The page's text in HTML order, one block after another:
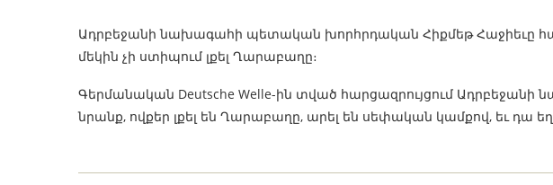
Ադրբեջանի նախագահի պետական խորհրդական Հիքմեթ Հաջիեւը
մեկին չի ստիպում լքել Ղարաբաղը։
Գերմանական Deutsche Welle-ին տված հարցազրույցում Ադրբեջանի
նրանք, ովքեր լքել են Ղարաբաղը, արել են սեփական կամքով, եւ դա